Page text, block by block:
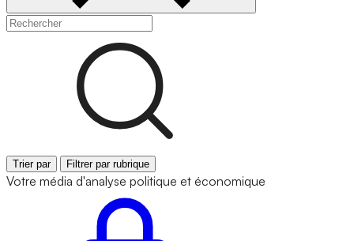
Trier par Filtrer par rubrique
Votre média d'analyse politique et économique